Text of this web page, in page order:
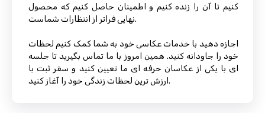
کنیم تا آن را زنده کنیم و اطمینان حاصل کنیم که محصول
نهایی فراتر از انتظارات شماست.
اجازه دهید با خدمات عکاسی خود به شما کمک کنیم لحظات
خود را جاودانه کنید. همین امروز با ما تماس بگیرید تا جلسه
ای با یکی از عکاسان حرفه ای ما تعیین کنید و سفر ثبت با
ارزش ترین لحظات زندگی خود را آغاز کنید.